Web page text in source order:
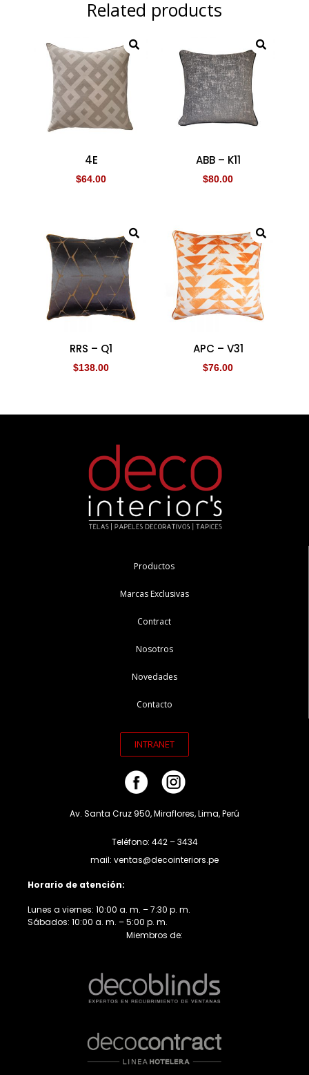
Related products
4E
$64.00
ABB – K11
$80.00
RRS – Q1
$138.00
APC – V31
$76.00
Productos
Marcas Exclusivas
Contract
Nosotros
Novedades
Contacto
INTRANET
Av. Santa Cruz 950, Miraflores, Lima, Perú
Teléfono: 442 – 3434
mail: ventas@decointeriors.pe
Horario de atención:
Lunes a viernes: 10:00 a. m. – 7:30 p. m.
Sábados: 10:00 a. m. – 5:00 p. m.
Miembros de: